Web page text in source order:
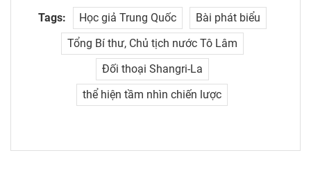
Tags: Học giả Trung Quốc
Bài phát biểu
Tổng Bí thư, Chủ tịch nước Tô Lâm
Đối thoại Shangri-La
thể hiện tầm nhìn chiến lược